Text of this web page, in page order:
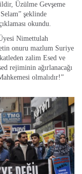
Üzülme Gevşeme
şeklinde
okundu.
Nimettulah
onuru mazlum Suriye
zalim Esed ve
rejiminin ağırlanacağı
olmalıdır!”